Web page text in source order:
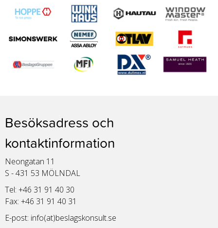
Besöksadress och
kontaktinformation
Neongatan 11
S - 431 53 MÖLNDAL
Tel: +46 31 91 40 30
Fax: +46 31 91 40 31
E-post: info(at)beslagskonsult.se